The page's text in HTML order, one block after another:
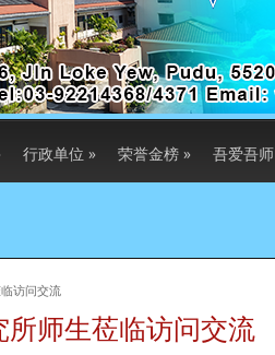
行政单位 » 荣誉金榜 » 吾爱吾师
访问交流
师生莅临访问交流